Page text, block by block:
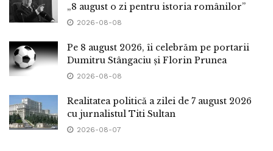
„8 august o zi pentru istoria românilor”
2026-08-08
Pe 8 august 2026, îi celebrăm pe portarii
Dumitru Stângaciu și Florin Prunea
2026-08-08
Realitatea politică a zilei de 7 august 2026
cu jurnalistul Titi Sultan
2026-08-07